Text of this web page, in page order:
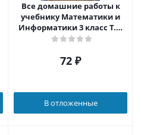
Все домашние работы к
учебнику Математики и
Информатики 3 класс Т.Е.
Демидовой. ФГОС
72 ₽
В отложенные